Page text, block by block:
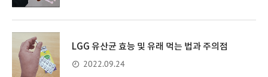
LGG 유산균 효능 및 유래 먹는 법과 주의점
2022.09.24